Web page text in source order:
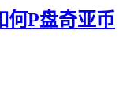
何P盘奇亚币